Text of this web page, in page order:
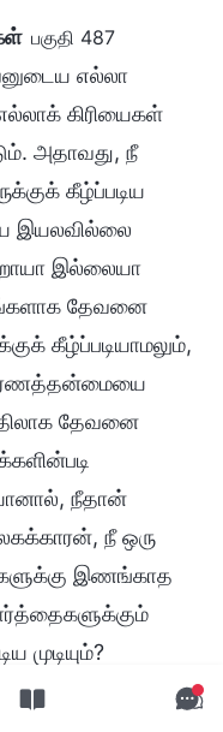
பகுதி 487
எல்லா
கிரியைகள்
அதாவது, நீ
கீழ்ப்படிய
இயலவில்லை
இல்லையா
தேவனை
கீழ்ப்படியாமலும்,
தேவனை
நீதான்
நீ ஒரு
இணங்காத
முடியும்?
மறுப்பவர்களும்